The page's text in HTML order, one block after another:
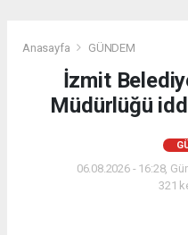
Anasayfa GÜNDEM
İzmit
Müdürlüğü
06.08.2026 - 16:28,
321